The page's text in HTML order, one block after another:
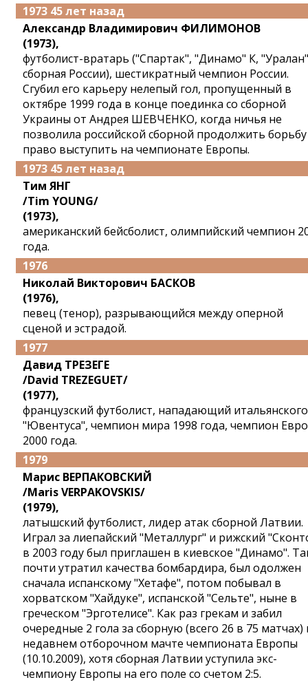
1973 45 лет назад
Александр Владимирович ФИЛИМОНОВ
(1973),
футболист-вратарь ("Спартак", "Динамо" К,
сборная России), шестикратный чемпион России.
Сгубил его карьеру нелепый гол, пропущенный в
октябре 1999 года в конце поединка со сборной
Украины от Андрея ШЕВЧЕНКО, когда ничья не
позволила российской сборной продолжить борьбу
право выступить на чемпионате Европы.
1973 45 лет назад
Тим ЯНГ
/Tim YOUNG/
(1973),
американский бейсболист, олимпийский чемпион
года.
1976
Николай Викторович БАСКОВ
(1976),
певец (тенор), разрывающийся между оперной
сценой и эстрадой.
1977
Давид ТРЕЗЕГЕ
/David TREZEGUET/
(1977),
французский футболист, нападающий итальянского
"Ювентуса", чемпион мира 1998 года, чемпион
2000 года.
1979
Марис ВЕРПАКОВСКИЙ
/Maris VERPAKOVSKIS/
(1979),
латышский футболист, лидер атак сборной Латвии.
Играл за лиепайский "Металлург" и рижский
в 2003 году был приглашен в киевское "Динамо".
почти утратил качества бомбардира, был одолжен
сначала испанскому "Хетафе", потом побывал в
хорватском "Хайдуке", испанской "Сельте", ныне в
греческом "Эрготелисе". Как раз грекам и забил
очередные 2 гола за сборную (всего 26 в 75 матчах)
недавнем отборочном мачте чемпионата Европы
(10.10.2009), хотя сборная Латвии уступила экс-
чемпиону Европы на его поле со счетом 2:5.